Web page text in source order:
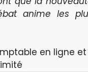
anime les
en ligne et